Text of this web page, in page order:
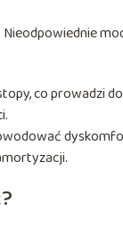
co prowadzi